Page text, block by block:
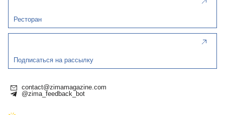
Ресторан
Подписаться на рассылку
contact@zimamagazine.com
@zima_feedback_bot